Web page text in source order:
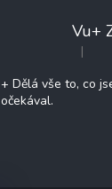
|
+ Dělá vše to, co
očekával.